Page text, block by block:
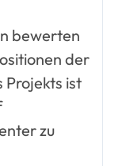
bewerten
der
Projekts ist
zu